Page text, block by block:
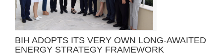
BIH ADOPTS ITS VERY OWN LONG-AWAITED
ENERGY STRATEGY FRAMEWORK